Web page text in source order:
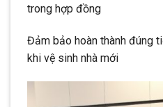
trong hợp đồng
Đảm bảo hoàn thành đúng
khi vệ sinh nhà mới